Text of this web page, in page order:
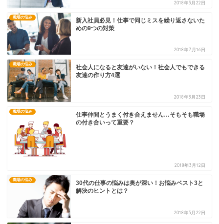
2018年3月22日
職場の悩み
新入社員必見！仕事で同じミスを繰り返さないた
めの9つの対策
2018年7月16日
職場の悩み
社会人になると友達がいない！社会人でもできる
友達の作り方4選
2018年3月23日
職場の悩み
仕事仲間とうまく付き合えません…そもそも職場
の付き合いって重要？
2018年3月12日
職場の悩み
30代の仕事の悩みは奥が深い！お悩みベスト3と
解決のヒントとは？
2018年3月22日